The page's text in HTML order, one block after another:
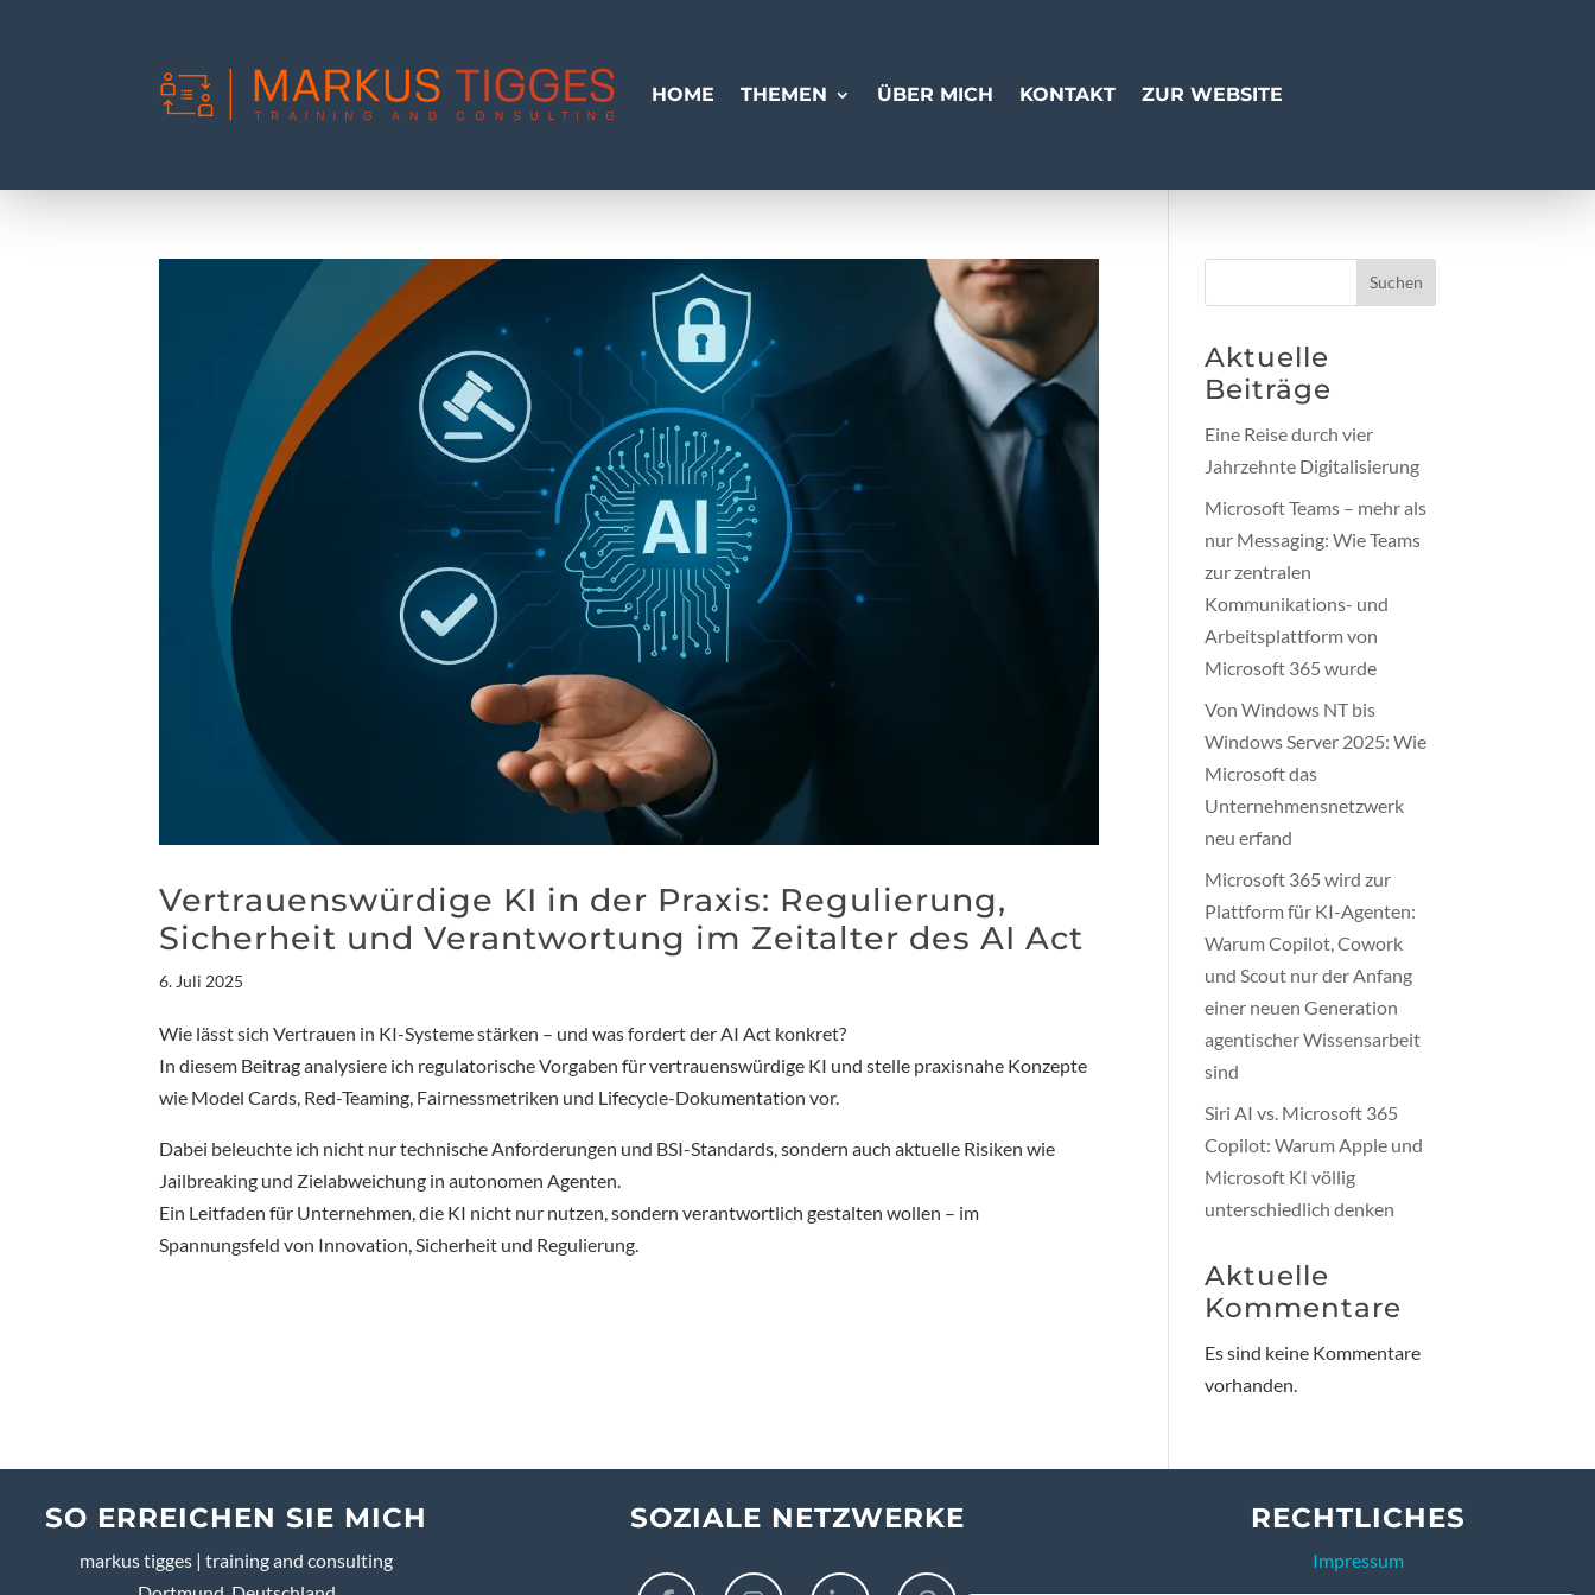
HOME THEMEN ÜBER MICH KONTAKT ZUR WEBSITE
Vertrauenswürdige KI in der Praxis: Regulierung,
Sicherheit und Verantwortung im Zeitalter des AI Act
6. Juli 2025
Wie lässt sich Vertrauen in KI-Systeme stärken – und was fordert der AI Act konkret?
In diesem Beitrag analysiere ich regulatorische Vorgaben für vertrauenswürdige KI und stelle praxisnahe Konzepte
wie Model Cards, Red-Teaming, Fairnessmetriken und Lifecycle-Dokumentation vor.
Dabei beleuchte ich nicht nur technische Anforderungen und BSI-Standards, sondern auch aktuelle Risiken wie
Jailbreaking und Zielabweichung in autonomen Agenten.
Ein Leitfaden für Unternehmen, die KI nicht nur nutzen, sondern verantwortlich gestalten wollen – im
Spannungsfeld von Innovation, Sicherheit und Regulierung.
Suchen
Aktuelle
Beiträge
Eine Reise durch vier
Jahrzehnte Digitalisierung
Microsoft Teams – mehr als
nur Messaging: Wie Teams
zur zentralen
Kommunikations- und
Arbeitsplattform von
Microsoft 365 wurde
Von Windows NT bis
Windows Server 2025: Wie
Microsoft das
Unternehmensnetzwerk
neu erfand
Microsoft 365 wird zur
Plattform für KI-Agenten:
Warum Copilot, Cowork
und Scout nur der Anfang
einer neuen Generation
agentischer Wissensarbeit
sind
Siri AI vs. Microsoft 365
Copilot: Warum Apple und
Microsoft KI völlig
unterschiedlich denken
Aktuelle
Kommentare
Es sind keine Kommentare
vorhanden.
SO ERREICHEN SIE MICH
markus tigges | training and consulting
SOZIALE NETZWERKE RECHTLICHES
Impressum